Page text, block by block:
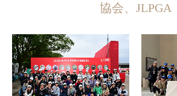
協会、JLPGA